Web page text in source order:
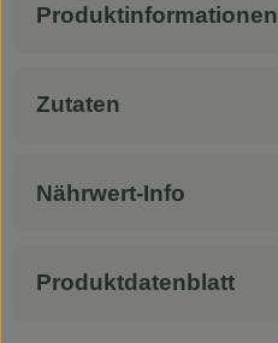
Produktinformationen
Zutaten
Nährwert-Info
Produktdatenblatt